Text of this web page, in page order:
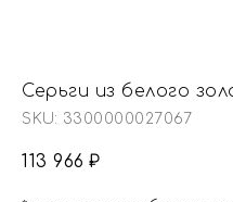
Серьги из белого
SKU: 3300000027067
113 966 ₽